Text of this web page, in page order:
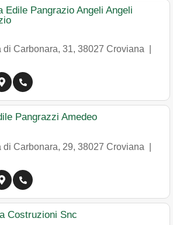
Edile Pangrazio Angeli Angeli
di Carbonara, 31, 38027 Croviana
Pangrazzi Amedeo
di Carbonara, 29, 38027 Croviana
Costruzioni Snc